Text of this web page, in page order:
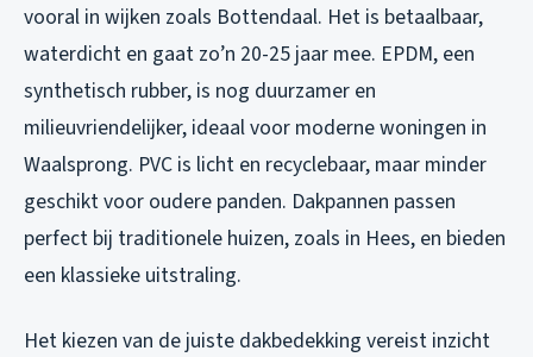
vooral in wijken zoals Bottendaal. Het is betaalbaar,
waterdicht en gaat zo’n 20-25 jaar mee. EPDM, een
synthetisch rubber, is nog duurzamer en
milieuvriendelijker, ideaal voor moderne woningen in
Waalsprong. PVC is licht en recyclebaar, maar minder
geschikt voor oudere panden. Dakpannen passen
perfect bij traditionele huizen, zoals in Hees, en bieden
een klassieke uitstraling.
Het kiezen van de juiste dakbedekking vereist inzicht